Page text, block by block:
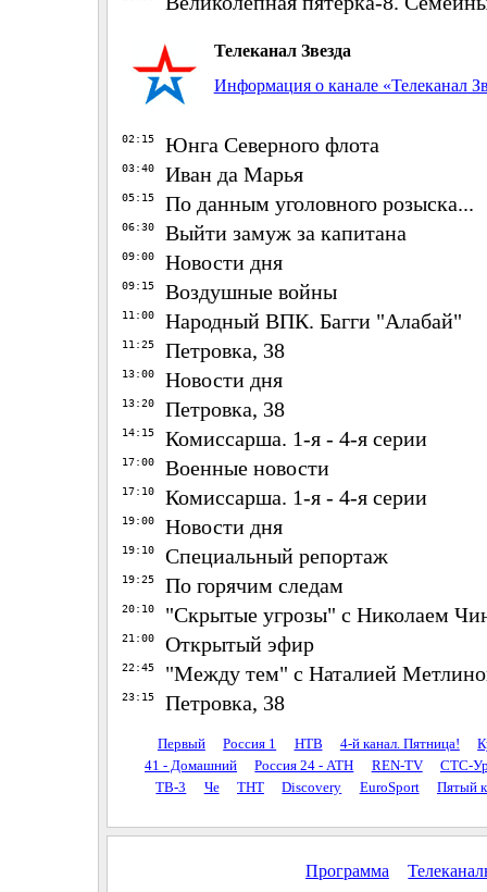
Телеканал Звезда
Информация о канале «Телеканал
02:15 Юнга Северного флота
03:40 Иван да Марья
05:15 По данным уголовного розыска...
06:30 Выйти замуж за капитана
09:00 Новости дня
09:15 Воздушные войны
11:00 Народный ВПК. Багги "Алабай"
11:25 Петровка, 38
13:00 Новости дня
13:20 Петровка, 38
14:15 Комиссарша. 1-я - 4-я серии
17:00 Военные новости
17:10 Комиссарша. 1-я - 4-я серии
19:00 Новости дня
19:10 Специальный репортаж
19:25 По горячим следам
20:10 "Скрытые угрозы" с Николаем
21:00 Открытый эфир
22:45 "Между тем" с Наталией
23:15 Петровка, 38
Первый Россия 1 НТВ 4-й канал. Пятница!
41 - Домашний
Россия 24 - АТН REN-TV
СТС-
ТВ-3
Че ТНТ Discovery EuroSport Пятый
Программа